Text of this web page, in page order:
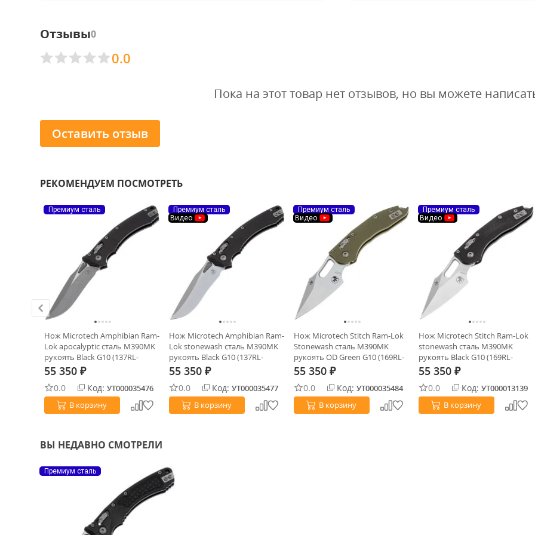
Отзывы0
0.0
Пока на этот товар нет отзывов, но вы можете
Оставить отзыв
РЕКОМЕНДУЕМ ПОСМОТРЕТЬ
Премиум сталь
Нож Microtech Amphibian Ram-
Lok apocalyptic сталь M390MK
рукоять Black G10 (137RL-
10APFLGTBK)
55 350 ₽
0.0 Код: УТ000035476
В корзину
Премиум сталь
Видео
Нож Microtech Amphibian Ram-
Lok stonewash сталь M390MK
рукоять Black G10 (137RL-
10FLGT)
55 350 ₽
0.0 Код: УТ000035477
В корзину
Премиум сталь
Видео
Нож Microtech Stitch Ram-Lok
Stonewash сталь M390MK
рукоять OD Green G10 (169RL-
10FLGTOD)
55 350 ₽
0.0 Код: УТ000035484
В корзину
Премиум сталь
Видео
Нож Microtech Stitch Ram-Lok
stonewash сталь M390MK
рукоять Black G10 (169RL-
10FLGTBK)
55 350 ₽
0.0 Код: УТ000013139
В корзину
ВЫ НЕДАВНО СМОТРЕЛИ
Премиум сталь